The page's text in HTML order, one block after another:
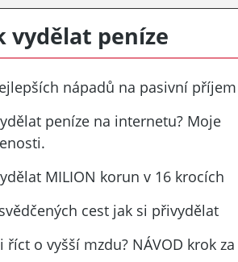
vydělat peníze
nápadů na pasivní příjem
peníze na internetu? Moje
MILION korun v 16 krocích
cest jak si přivydělat
říct o vyšší mzdu? NÁVOD krok za